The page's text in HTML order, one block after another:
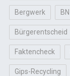
Bergwerk BN
Bürgerentscheid
Faktencheck
Gips-Recycling